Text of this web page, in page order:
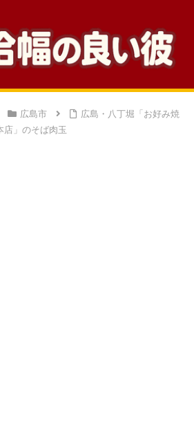
広島市
広島・八丁堀「お好み焼
店」のそば肉玉